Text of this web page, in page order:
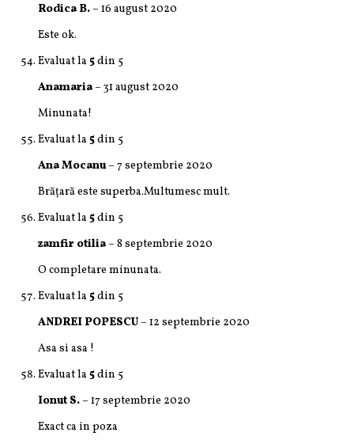
Rodica B. – 16 august 2020
Este ok.
Evaluat la 5din 5
Anamaria – 31 august 2020
Minunata!
Evaluat la 5din 5
Ana Mocanu – 7 septembrie 2020
Brățară este superba.Multumesc mult.
Evaluat la 5din 5
zamfir otilia – 8 septembrie 2020
O completare minunata.
Evaluat la 5din 5
ANDREI POPESCU – 12 septembrie 2020
Asa si asa !
Evaluat la 5din 5
Ionut S. – 17 septembrie 2020
Exact ca in poza